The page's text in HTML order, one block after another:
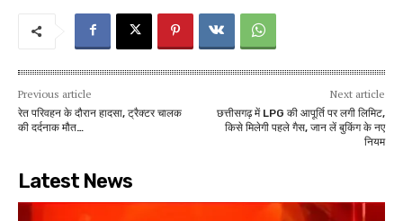
Previous article
रेत परिवहन के दौरान हादसा, ट्रैक्टर चालक
की दर्दनाक मौत…
Next article
छत्तीसगढ़ में LPG की आपूर्ति पर लगी लिमिट,
किसे मिलेगी पहले गैस, जान लें बुकिंग के नए
नियम
Latest News